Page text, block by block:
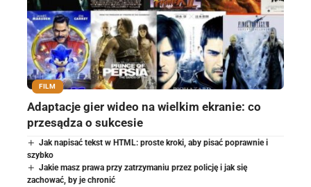
FILM
Adaptacje gier wideo na wielkim ekranie: co
przesądza o sukcesie
Jak napisać tekst w HTML: proste kroki, aby pisać poprawnie i
szybko
Jakie masz prawa przy zatrzymaniu przez policję i jak się
zachować, by je chronić